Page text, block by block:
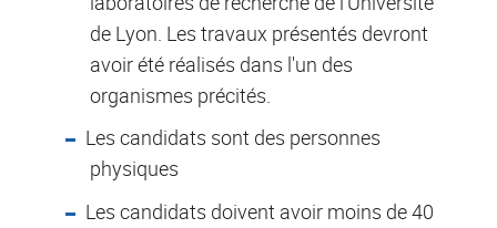
de Lyon. Les travaux présentés devront
avoir été réalisés dans l'un des
organismes précités.
Les candidats sont des personnes
physiques
Les candidats doivent avoir moins de 40